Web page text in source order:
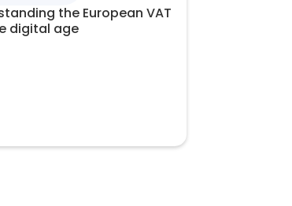
the European VAT
digital age